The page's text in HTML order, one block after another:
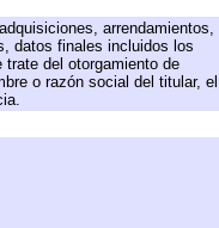
arrendamientos,
datos finales incluidos los
del otorgamiento de
o razón social del titular, el